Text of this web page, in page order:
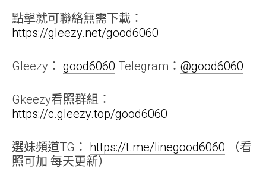
點擊就可聯絡無需下載：
https://gleezy.net/good6060
Gleezy： good6060 Telegram： @good6060
Gkeezy看照群組：
https://c.gleezy.top/good6060
選妹頻道TG： https://t.me/linegood6060 （看
照可加 每天更新）